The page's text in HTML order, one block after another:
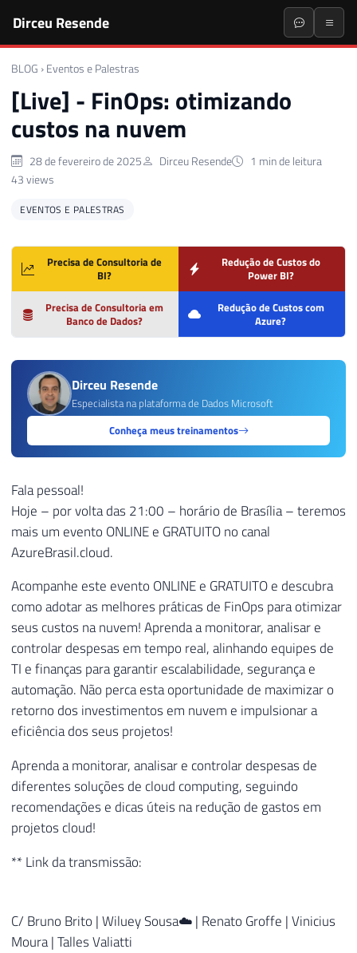
Dirceu Resende
BLOG › Eventos e Palestras
[Live] - FinOps: otimizando
custos na nuvem
28 de fevereiro de 2025 Dirceu Resende
1 min de leitura
43 views
EVENTOS E PALESTRAS
Precisa de Consultoria de
BI?
Redução de Custos do
Power BI?
Precisa de Consultoria em
Banco de Dados?
Redução de Custos com
Azure?
Dirceu Resende
Especialista na plataforma de Dados Microsoft
Conheça meus treinamentos
Fala pessoal!
Hoje – por volta das 21:00 – horário de Brasília – teremos
mais um evento ONLINE e GRATUITO no canal
AzureBrasil.cloud.
Acompanhe este evento ONLINE e GRATUITO e descubra
como adotar as melhores práticas de FinOps para otimizar
seus custos na nuvem! Aprenda a monitorar, analisar e
controlar despesas em tempo real, alinhando equipes de
TI e finanças para garantir escalabilidade, segurança e
automação. Não perca esta oportunidade de maximizar o
retorno dos investimentos em nuvem e impulsionar a
eficiência dos seus projetos!
Aprenda a monitorar, analisar e controlar despesas de
diferentes soluções de cloud computing, seguindo
recomendações e dicas úteis na redução de gastos em
projetos cloud!
** Link da transmissão:
C/ Bruno Brito | Wiluey Sousa☁️ | Renato Groffe | Vinicius
Moura | Talles Valiatti